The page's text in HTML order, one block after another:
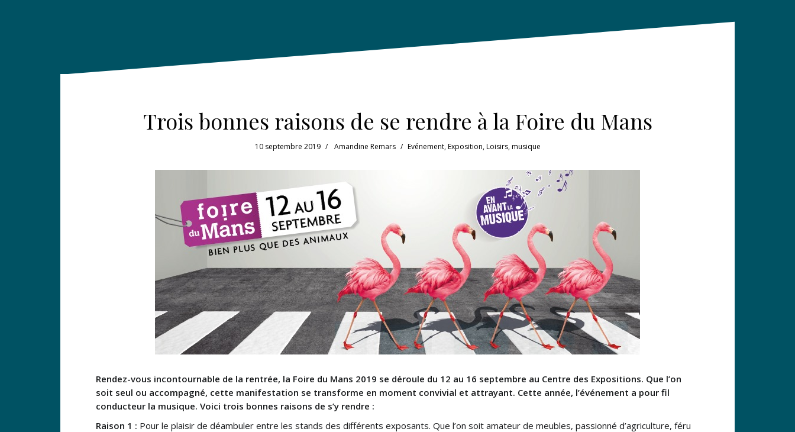
Trois bonnes raisons de se rendre à la Foire du Mans
10 septembre 2019 Amandine Remars Evénement,Exposition,Loisirs,musique
Rendez-vous incontournable de la rentrée, la Foire du Mans 2019 se déroule du 12 au 16 septembre au Centre des Expositions. Que l’on
soit seul ou accompagné, cette manifestation se transforme en moment convivial et attrayant. Cette année, l’événement a pour fil
conducteur la musique. Voici trois bonnes raisons de s’y rendre :
Raison 1 : Pour le plaisir de déambuler entre les stands des différents exposants. Que l’on soit amateur de meubles, passionné d’agriculture, féru